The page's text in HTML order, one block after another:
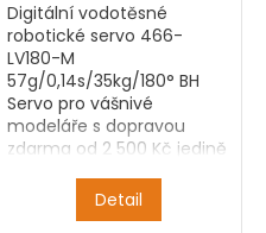
Detail
Digitální vodotěsné
robotické servo 466-
LV180-M
57g/0,14s/35kg/180° BH
Servo pro vášnivé
modeláře s dopravou
zdarma od 2 500 Kč jedině
skladem, ihned k odeslání.